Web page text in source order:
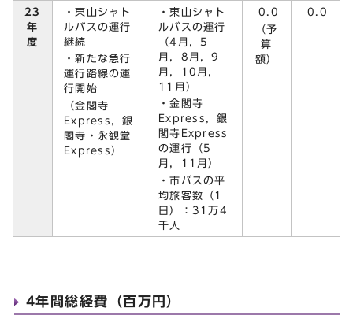
23
年
度
・東山シャト
ルバスの運行
継続
・新たな急行
運行路線の運
行開始
（金閣寺
Express，銀
閣寺・永観堂
Express）
・東山シャト
ルバスの運行
（4月，5
月，8月，9
月，10月，
11月）
・金閣寺
Express，銀
閣寺Express
の運行（5
月，11月）
・市バスの平
均旅客数（1
日）：31万4
千人
0.0
（予
算
額）
0.0
4年間総経費（百万円）